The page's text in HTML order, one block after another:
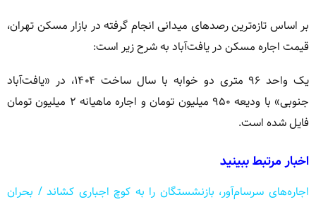
بر اساس تازه‌ترین رصدهای میدانی انجام گرفته در بازار مسکن تهران،
قیمت اجاره مسکن در یافت‌آباد به شرح زیر است:
یک واحد ۹۶ متری دو خوابه با سال ساخت ۱۴۰۴، در «یافت‌آباد
جنوبی» با ودیعه ۹۵۰ میلیون تومان و اجاره ماهیانه ۲ میلیون تومان
فایل شده است.
اخبار مرتبط ببینید
اجاره‌های سرسام‌آور، بازنشستگان را به کوچ اجباری کشاند / بحران